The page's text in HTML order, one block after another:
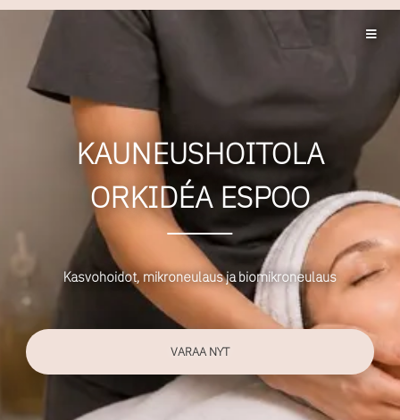
KAUNEUSHOITOLA
ORKIDÉA ESPOO
Kasvohoidot, mikroneulaus ja biomikroneulaus
VARAA NYT